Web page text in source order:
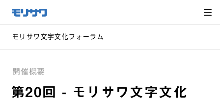
メ
ニュー
飛ばし
へ移動
モリサワ文字文化フォーラム
開催概要
第20回 - モリサワ文字文化